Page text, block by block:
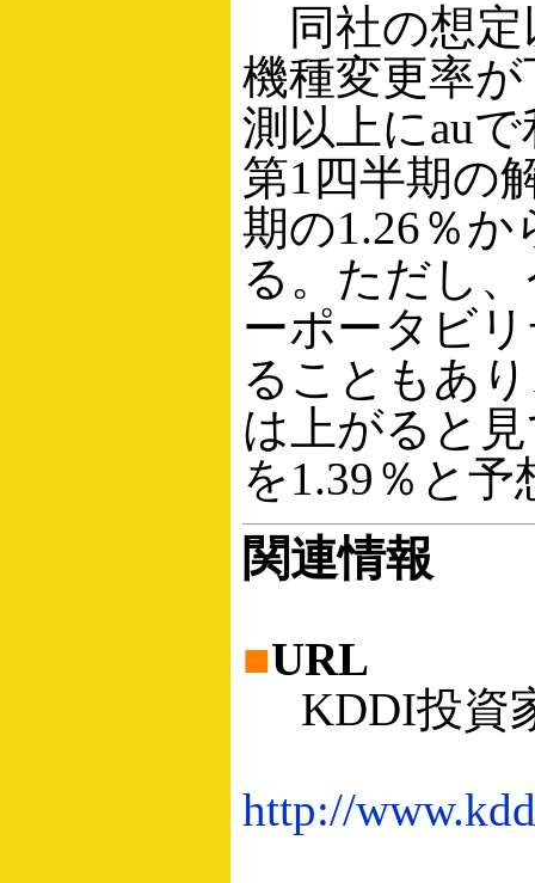
同社の想定
機種変更率
測以上にau
第1四半期の
期の1.26％か
る。ただし
ーポータビ
ることもあ
は上がると
を1.39％と
関連情報
■URL
KDDI投資
http://